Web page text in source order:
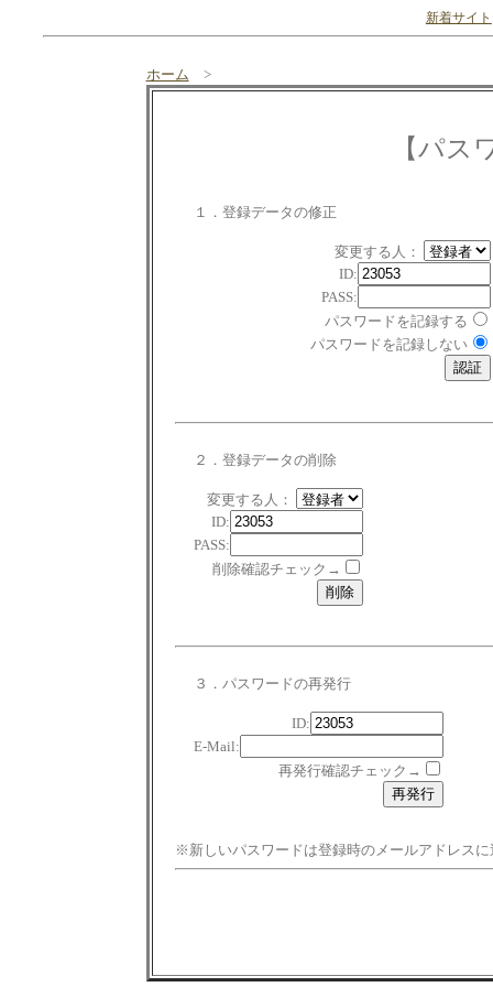
新着サイト
ホーム >
【パス
１．登録データの修正
変更する人：
ID:
PASS:
パスワードを記録する
パスワードを記録しない
２．登録データの削除
変更する人：
ID:
PASS:
削除確認チェック→
３．パスワードの再発行
ID:
E-Mail:
再発行確認チェック→
※新しいパスワードは登録時のメールアドレスに